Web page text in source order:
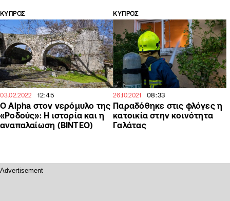
ΚΥΠΡΟΣ
03.02.2022 12:45
Ο Alpha στον νερόμυλο της
«Ροδούς»: Η ιστορία και η
αναπαλαίωση (ΒΙΝΤΕΟ)
ΚΥΠΡΟΣ
26.10.2021 08:33
Παραδόθηκε στις φλόγες η
κατοικία στην κοινότητα
Γαλάτας